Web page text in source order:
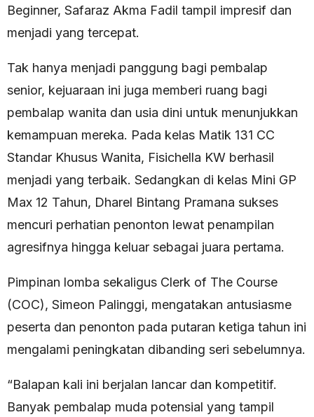
Beginner, Safaraz Akma Fadil tampil impresif dan
menjadi yang tercepat.
Tak hanya menjadi panggung bagi pembalap
senior, kejuaraan ini juga memberi ruang bagi
pembalap wanita dan usia dini untuk menunjukkan
kemampuan mereka. Pada kelas Matik 131 CC
Standar Khusus Wanita, Fisichella KW berhasil
menjadi yang terbaik. Sedangkan di kelas Mini GP
Max 12 Tahun, Dharel Bintang Pramana sukses
mencuri perhatian penonton lewat penampilan
agresifnya hingga keluar sebagai juara pertama.
Pimpinan lomba sekaligus Clerk of The Course
(COC), Simeon Palinggi, mengatakan antusiasme
peserta dan penonton pada putaran ketiga tahun ini
mengalami peningkatan dibanding seri sebelumnya.
“Balapan kali ini berjalan lancar dan kompetitif.
Banyak pembalap muda potensial yang tampil